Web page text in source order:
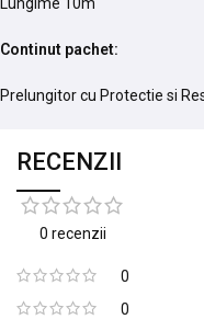
Continut pachet:
Prelungitor cu Protectie si
RECENZII
0 recenzii
0
0